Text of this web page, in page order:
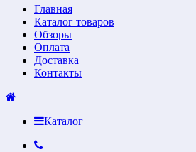
Главная
Каталог товаров
Обзоры
Оплата
Доставка
Контакты
Каталог